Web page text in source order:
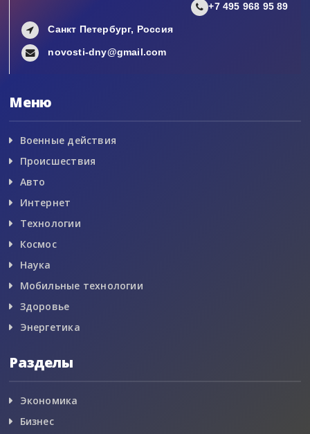
+7 495 968 95 89
Санкт Петербург, Россия
novosti-dny@gmail.com
Меню
Военные действия
Происшествия
Авто
Интернет
Технологии
Космос
Наука
Мобильные технологии
Здоровье
Энергетика
Разделы
Экономика
Бизнес